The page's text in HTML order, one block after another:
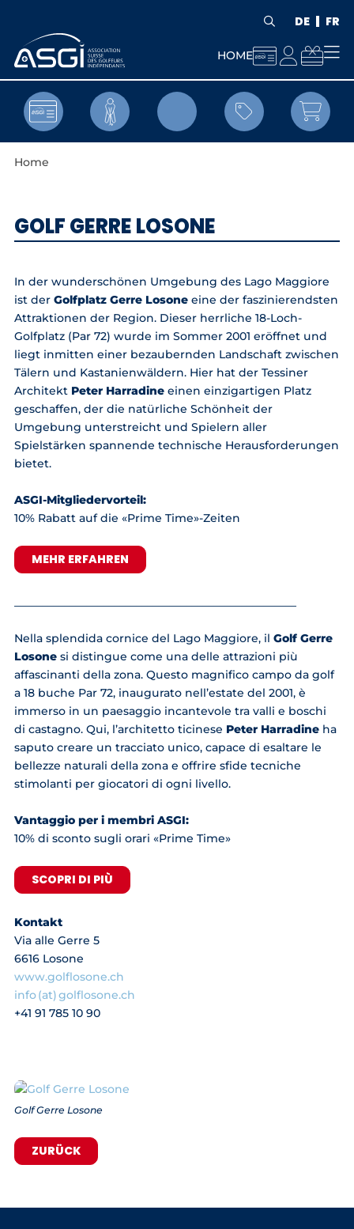
 DE FR
HOME  
 
Home
GOLF GERRE LOSONE
In der wunderschönen Umgebung des Lago Maggiore
ist der Golfplatz Gerre Losoneeine der faszinierendsten
Attraktionen der Region. Dieser herrliche 18-Loch-
Golfplatz (Par 72) wurde im Sommer 2001 eröffnet und
liegt inmitten einer bezaubernden Landschaft zwischen
Tälern und Kastanienwäldern. Hier hat der Tessiner
Architekt Peter Harradineeinen einzigartigen Platz
geschaffen, der die natürliche Schönheit der
Umgebung unterstreicht und Spielern aller
Spielstärken spannende technische Herausforderungen
bietet.
ASGI-Mitgliedervorteil:
10% Rabatt auf die «Prime Time»-Zeiten
MEHR ERFAHREN
Nella splendida cornice del Lago Maggiore, il Golf Gerre
Losonesi distingue come una delle attrazioni più
affascinanti della zona. Questo magnifico campo da golf
a 18 buche Par 72, inaugurato nell’estate del 2001, è
immerso in un paesaggio incantevole tra valli e boschi
di castagno. Qui, l’architetto ticinese Peter Harradineha
saputo creare un tracciato unico, capace di esaltare le
bellezze naturali della zona e offrire sfide tecniche
stimolanti per giocatori di ogni livello.
Vantaggio per i membri ASGI:
10% di sconto sugli orari «Prime Time»
SCOPRI DI PIÙ
Kontakt
Via alle Gerre 5
6616 Losone
www.golflosone.ch
info (at) golflosone.ch
+41 91 785 10 90
Golf Gerre Losone
ZURÜCK